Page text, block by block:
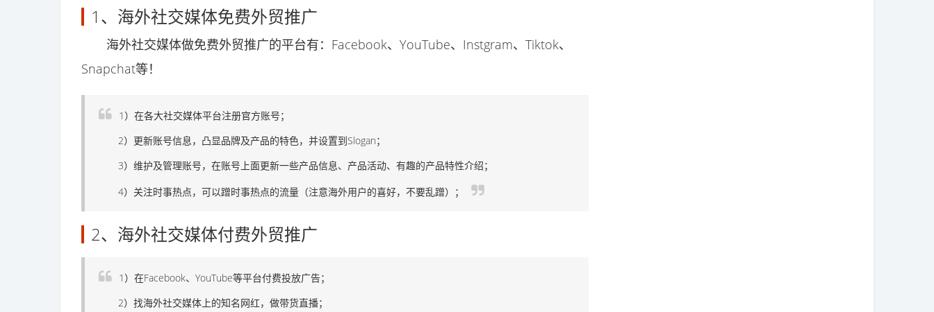
1、海外社交媒体免费外贸推广
海外社交媒体做免费外贸推广的平台有：Facebook、YouTube、Instgram、Tiktok、
Snapchat等！
1）在各大社交媒体平台注册官方账号；
2）更新账号信息，凸显品牌及产品的特色，并设置到Slogan；
3）维护及管理账号，在账号上面更新一些产品信息、产品活动、有趣的产品特性介绍；
4）关注时事热点，可以蹭时事热点的流量（注意海外用户的喜好，不要乱蹭）；
2、海外社交媒体付费外贸推广
1）在Facebook、YouTube等平台付费投放广告；
2）找海外社交媒体上的知名网红，做带货直播；